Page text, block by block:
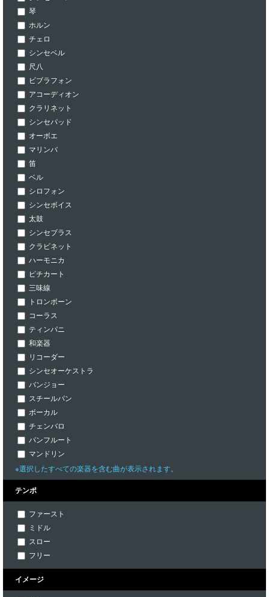
琴
ホルン
チェロ
シンセベル
尺八
ビブラフォン
アコーディオン
クラリネット
シンセパッド
オーボエ
マリンバ
笛
ベル
シロフォン
シンセボイス
太鼓
シンセブラス
クラビネット
ハーモニカ
ピチカート
三味線
トロンボーン
コーラス
ティンパニ
和楽器
リコーダー
シンセオーケストラ
バンジョー
スチールパン
ボーカル
チェンバロ
パンフルート
マンドリン
※選択したすべての楽器を含む曲が表示されます。
テンポ
ファースト
ミドル
スロー
フリー
イメージ